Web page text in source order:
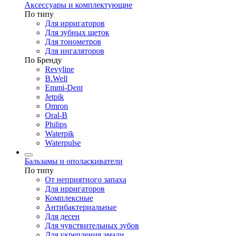
Аксессуары и комплектующие
По типу
Для ирригаторов
Для зубных щеток
Для тонометров
Для ингаляторов
По Бренду
Revyline
B.Well
Emmi-Dent
Jetpik
Omron
Oral-B
Philips
Waterpik
Waterpulse
Бальзамы и ополаскиватели
По типу
От неприятного запаха
Для ирригаторов
Комплексные
Антибактериальные
Для десен
Для чувствительных зубов